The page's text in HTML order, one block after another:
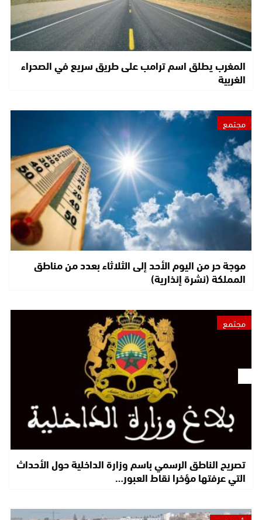
المغرب يطلق اسم ترامب على طريق سريع في الصحراء
الغربية
مجتمع
موجة حر من اليوم الأحد إلى الثلاثاء بعدد من مناطق
المملكة (نشرة إنذارية)
مجتمع
تصريح الناطق الرسمي باسم وزارة الداخلية حول الأحداث
التي عرفتها مؤخرا نقاط العبور…